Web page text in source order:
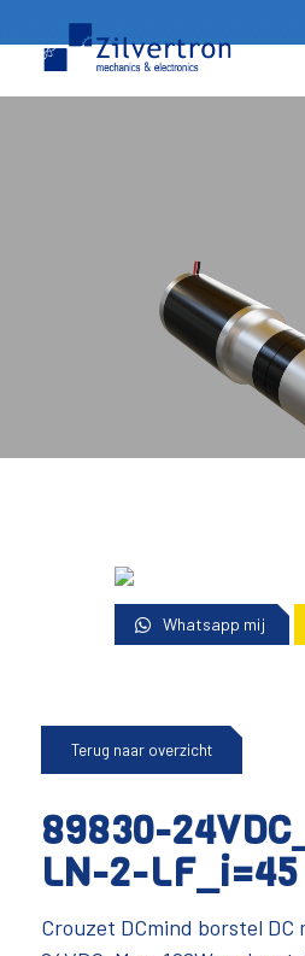
Whatsapp mij
Terug naar overzicht
89830-
LN-2-LF_i=45
Crouzet DCmind borstel DC